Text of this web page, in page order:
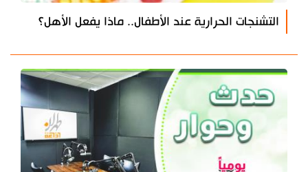
التشنجات الحرارية عند الأطفال.. ماذا يفعل الأهل؟